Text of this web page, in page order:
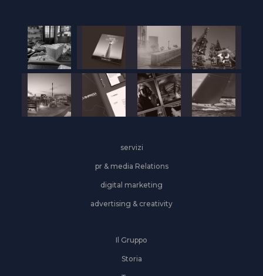
servizi
pr & media Relations
digital marketing
advertising & creativity
Il Gruppo
Storia